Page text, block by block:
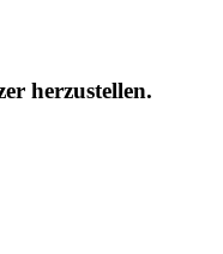
herzustellen.